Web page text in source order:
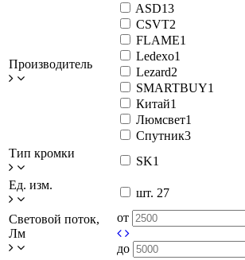
Производитель
ASD13
CSVT2
FLAME1
Ledexo1
Lezard2
SMARTBUY1
Китай1
Люмсвет1
Спутник3
Тип кромки
SK1
Ед. изм.
шт. 27
Световой поток,
Лм
от
до